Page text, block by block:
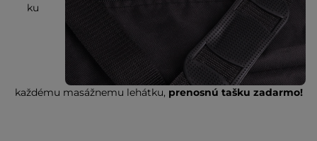
ku
každému masážnemu lehátku, prenosnú tašku zadarmo!